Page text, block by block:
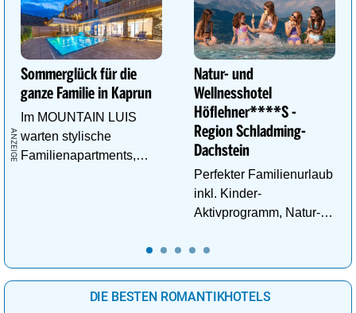
Sommerglück für die
ganze Familie in Kaprun
Im MOUNTAIN LUIS
warten stylische
Familienapartments,
Natur- und
Wellnesshotel
Höflehner****S -
Region Schladming-
Dachstein
Perfekter Familienurlaub
inkl. Kinder-
Aktivprogramm, Natur-
& Greet, Familien-Spa
uvm.
DIE BESTEN ROMANTIKHOTELS